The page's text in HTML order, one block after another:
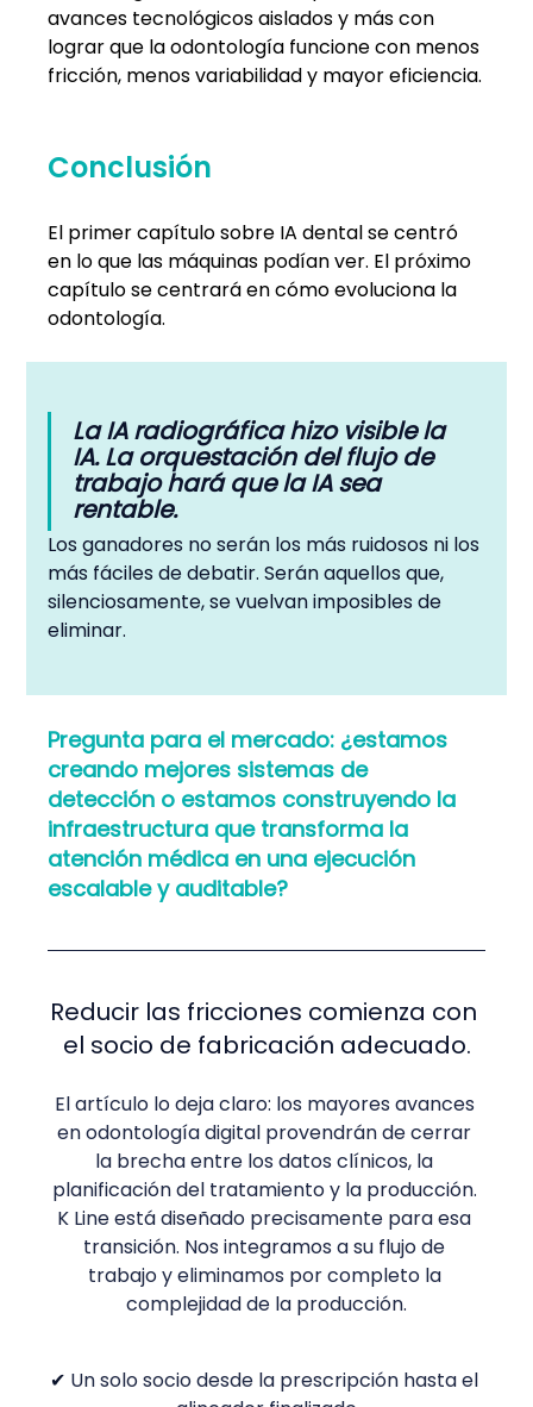
avances tecnológicos aislados y más con
lograr que la odontología funcione con menos
fricción, menos variabilidad y mayor eficiencia.
Conclusión
El primer capítulo sobre IA dental se centró
en lo que las máquinas podían ver. El próximo
capítulo se centrará en cómo evoluciona la
odontología.
La IA radiográfica hizo visible la
IA. La orquestación del flujo de
trabajo hará que la IA sea
rentable.
Los ganadores no serán los más ruidosos ni los
más fáciles de debatir. Serán aquellos que,
silenciosamente, se vuelvan imposibles de
eliminar.
Pregunta para el mercado: ¿estamos
creando mejores sistemas de
detección o estamos construyendo la
infraestructura que transforma la
atención médica en una ejecución
escalable y auditable?
Reducir las fricciones comienza con
el socio de fabricación adecuado.
El artículo lo deja claro: los mayores avances
en odontología digital provendrán de cerrar
la brecha entre los datos clínicos, la
planificación del tratamiento y la producción.
K Line está diseñado precisamente para esa
transición. Nos integramos a su flujo de
trabajo y eliminamos por completo la
complejidad de la producción.
✔ Un solo socio desde la prescripción hasta el